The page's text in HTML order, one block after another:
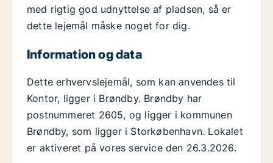
med rigtig god udnyttelse af pladsen, så er
dette lejemål måske noget for dig.
Information og data
Dette erhvervslejemål, som kan anvendes til
Kontor, ligger i Brøndby. Brøndby har
postnummeret 2605, og ligger i kommunen
Brøndby, som ligger i Storkøbenhavn. Lokalet
er aktiveret på vores service den 26.3.2026.